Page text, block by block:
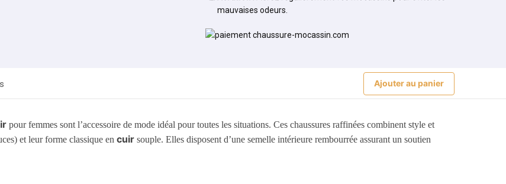
mauvaises odeurs.
Ajouter au panier
pour femmes sont l’accessoire de mode idéal pour toutes les situations. Ces chaussures raffinées combinent style et
et leur forme classique encuir souple. Elles disposent d’une semelle intérieure rembourrée assurant un soutien